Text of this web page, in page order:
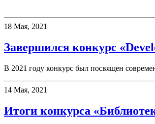
18 Мая, 2021
Завершился конкурс
В 2021 году конкурс был посвящен
14 Мая, 2021
Итоги конкурса